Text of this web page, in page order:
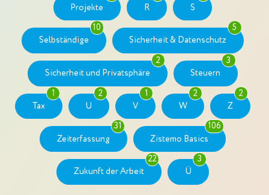
Projekte
R
S
10
Selbständige
5
Sicherheit & Datenschutz
2
Sicherheit und Privatsphäre
3
Steuern
1
Tax
2
U
1
V
2
W
2
Z
31
Zeiterfassung
106
Zistemo Basics
22
Zukunft der Arbeit
3
Ü